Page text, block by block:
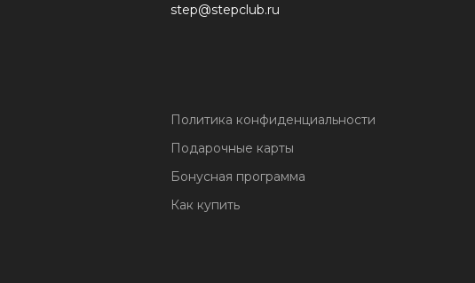
step@stepclub.ru
Политика конфиденциальности
Подарочные карты
Бонусная программа
Как купить